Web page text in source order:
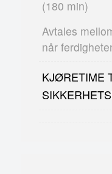
(180 min)
Avtales
når
KJØRETIME